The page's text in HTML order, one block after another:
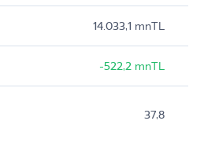
14.033,1 mnTL
-522,2 mnTL
37,8